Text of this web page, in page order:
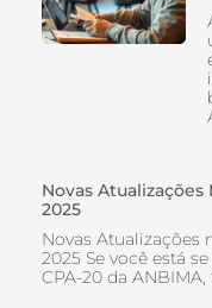
Novas Atualizações
2025
Novas Atualizações
2025 Se você está
CPA-20 da